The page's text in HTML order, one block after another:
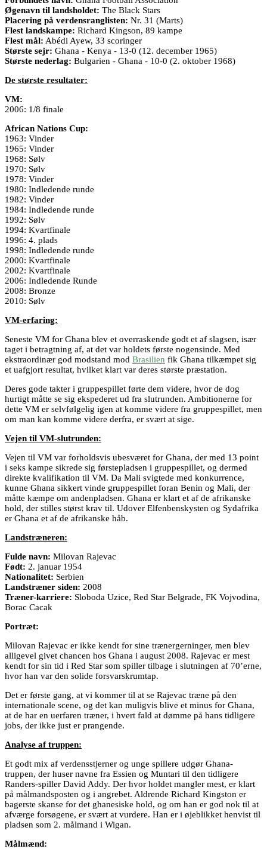
Øgenavn til landsholdet: The Black Stars
Placering på verdensranglisten: Nr. 31 (Marts)
Flest landskampe: Richard Kingson, 89 kampe
Flest mål: Abédi Ayew, 33 scoringer
Største sejr: Ghana - Kenya - 13-0 (12. december 1965)
Største nederlag: Bulgarien - Ghana - 10-0 (2. oktober 1968)
De største resultater:
VM:
2006: 1/8 finale
African Nations Cup:
1963: Vinder
1965: Vinder
1968: Sølv
1970: Sølv
1978: Vinder
1980: Indledende runde
1982: Vinder
1984: Indledende runde
1992: Sølv
1994: Kvartfinale
1996: 4. plads
1998: Indledende runde
2000: Kvartfinale
2002: Kvartfinale
2006: Indledende Runde
2008: Bronze
2010: Sølv
VM-erfaring:
Seneste VM for Ghana blev et overraskende godt et af slagsen, især
taget i betragtning af, at det var holdets første nogensinde. Med
ekstraordinær god modstand mod Brasilien fik Ghana tilkæmpet sig
et uafgjort resultat, hvilket klart var deres største præstation.
Deres gode takter i gruppespillet førte dem videre, hvor de dog
hurtigt måtte se sig ekspederet ud fra slutrunden. Ambitionerne for
dette VM er selvfølgelig igen at komme videre fra gruppespillet, men
om man kan komme videre derfra, er svært at sige.
Vejen til VM-slutrunden:
Vejen til VM var forholdsvis ubesværet for Ghana, der med 13 point
i seks kampe sikrede sig førstepladsen i gruppespillet, og dermed
direkte kvalifikation til VM. Da Mali svigtede med konkurrence,
kunne Ghana sikkert vinde gruppespillet foran Benin og Mali, der
måtte kæmpe om andenpladsen. Ghana er klart et af de afrikanske
hold, der stilles størst krav til. Udover Elfenbenskysten og Sydafrika
er Ghana et af de afrikanske håb.
Landstræneren:
Fulde navn: Milovan Rajevac
Født: 2. januar 1954
Nationalitet: Serbien
Landstræner siden: 2008
Træner-karriere: Sloboda Uzice, Red Star Belgrade, FK Vojvodina,
Borac Cacak
Portræt:
Milovan Rajevac er ikke kendt for sine trænergerninger, men blev
alligevel givet chancen hos Ghana i august 2008. Rajevac er mest
kendt for sin tid i Red Star som spiller tilbage i slutningen af 70’erne,
hvor han var den solide forsvarskrumtap.
Det er første gang, at vi kommer til at se Rajevac træne på den
internationale scene, og det kan muligvis blive et minus for Ghana,
at de har en uerfaren træner, i hvert fald at dømme på hans tidligere
jobs, der ikke just er prangende.
Analyse af truppen:
Et godt mix af verdensstjerner og unge spillere udgør Ghana-
truppen, der huser navne fra Essien og Muntari til den tidligere
Randers-spiller David Addy. Der hvor holdet mangler mest, er klart
på målmandsposten og i angrebet. Aldrende Richard Kingston er
bagerste skanse for det ghanesiske hold, og om han er god nok til at
afværge forsøgene, er svært at vurdere. Han er i øjeblikket henvist til
pladsen som 2. målmand i Wigan.
Målmænd: